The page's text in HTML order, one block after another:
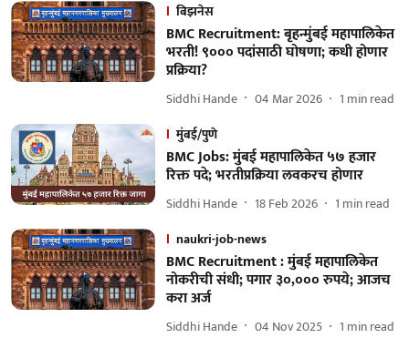
बिझनेस
BMC Recruitment: बृहन्मुंबई महापालिकेत
भरती! ९००० पदांसाठी घोषणा; कधी होणार
प्रक्रिया?
Siddhi Hande 04 Mar 2026 1 min read
मुंबई/पुणे
BMC Jobs: मुंबई महापालिकेत ५७ हजार
रिक्त पदे; भरतीप्रक्रिया लवकरच होणार
Siddhi Hande 18 Feb 2026 1 min read
naukri-job-news
BMC Recruitment : मुंबई महापालिकेत
नोकरीची संधी; पगार ३०,००० रुपये; आजच
करा अर्ज
Siddhi Hande 04 Nov 2025 1 min read